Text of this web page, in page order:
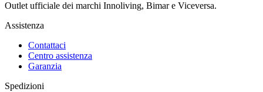
Outlet ufficiale dei marchi Innoliving, Bimar e Viceversa.
Assistenza
Contattaci
Centro assistenza
Garanzia
Spedizioni